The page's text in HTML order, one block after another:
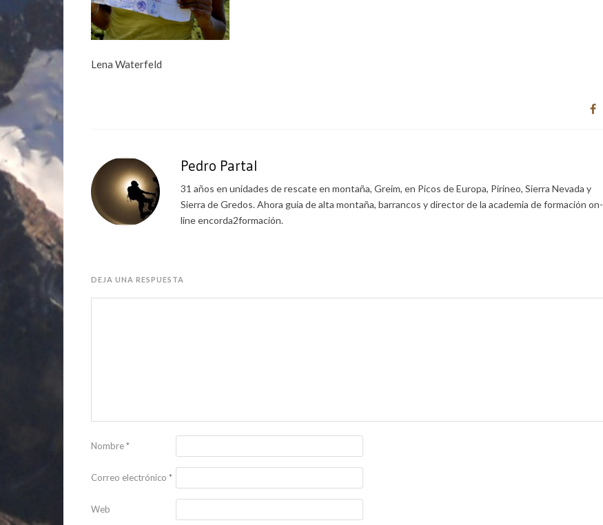
Lena Waterfeld
Pedro Partal
31 años en unidades de rescate en montaña, Greim, en Picos de Europa, Pirineo, Sierra Nevada y
Sierra de Gredos. Ahora guía de alta montaña, barrancos y director de la academia de formación on-
line encorda2formación.
DEJA UNA RESPUESTA
Nombre*
Correo electrónico *
Web